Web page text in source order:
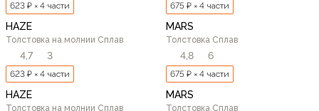
623 ₽ × 4 части
HAZE
Толстовка на молнии Сплав
4,7 3
623 ₽ × 4 части
HAZE
Толстовка на молнии Сплав
675 ₽ × 4 части
MARS
Толстовка Сплав
4,8 6
675 ₽ × 4 части
MARS
Толстовка Сплав